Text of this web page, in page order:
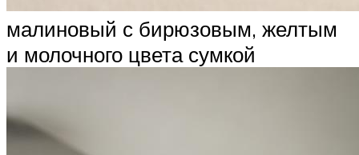
малиновый с бирюзовым, желтым
и молочного цвета сумкой